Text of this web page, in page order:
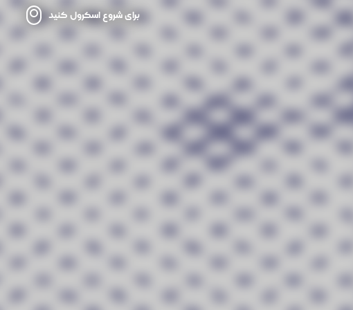
برای شروع اسکرول کنید